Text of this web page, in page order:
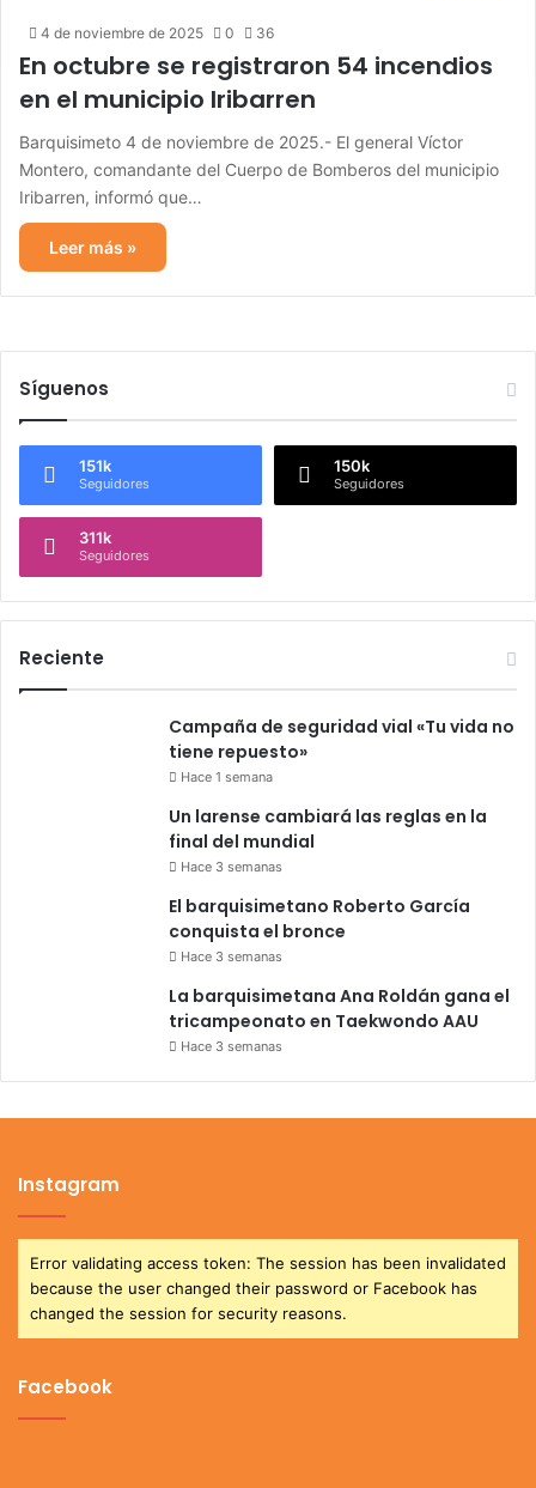
4 de noviembre de 2025 0 36
En octubre se registraron 54 incendios
en el municipio Iribarren
Barquisimeto 4 de noviembre de 2025.- El general Víctor
Montero, comandante del Cuerpo de Bomberos del municipio
Iribarren, informó que…
Leer más »
Síguenos
151k
Seguidores
150k
Seguidores
311k
Seguidores
Reciente
Campaña de seguridad vial «Tu vida no
tiene repuesto»
Hace 1 semana
Un larense cambiará las reglas en la
final del mundial
Hace 3 semanas
El barquisimetano Roberto García
conquista el bronce
Hace 3 semanas
La barquisimetana Ana Roldán gana el
tricampeonato en Taekwondo AAU
Hace 3 semanas
Instagram
Error validating access token: The session has been invalidated
because the user changed their password or Facebook has
changed the session for security reasons.
Facebook